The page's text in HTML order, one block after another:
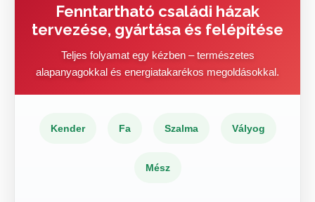
Fenntartható családi házak
tervezése, gyártása és felépítése
Teljes folyamat egy kézben – természetes
alapanyagokkal és energiatakarékos megoldásokkal.
Kender Fa Szalma Vályog
Mész